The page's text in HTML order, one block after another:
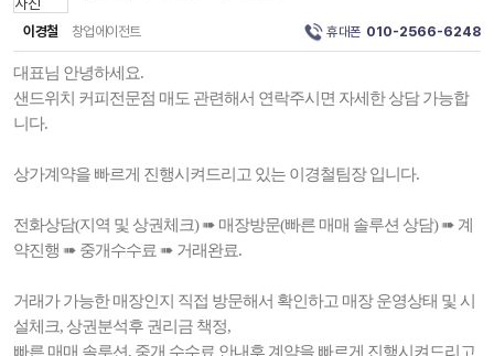
이경철 창업에이전트 휴대폰 010-2566-6248
대표님 안녕하세요.
샌드위치 커피전문점 매도 관련해서 연락주시면 자세한 상담 가능합
니다.
상가계약을 빠르게 진행시켜드리고 있는 이경철팀장 입니다.
전화상담(지역 및 상권체크) ➠ 매장방문(빠른 매매 솔루션 상담) ➠ 계
약진행 ➠ 중개수수료 ➠ 거래완료.
거래가 가능한 매장인지 직접 방문해서 확인하고 매장 운영상태 및 시
설체크, 상권분석후 권리금 책정,
빠른 매매 솔루션, 중개 수수료 안내후 계약을 빠르게 진행시켜드리고